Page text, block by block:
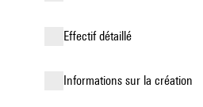
effectif détaillé
informations sur la création